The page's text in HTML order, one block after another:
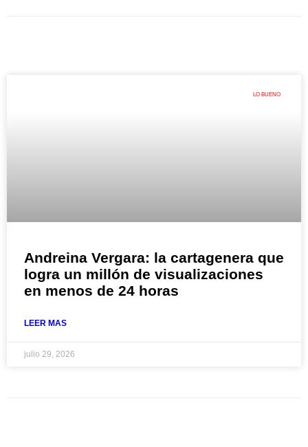
LO BUENO
Andreina Vergara: la cartagenera que
logra un millón de visualizaciones
en menos de 24 horas
LEER MAS
julio 29, 2026